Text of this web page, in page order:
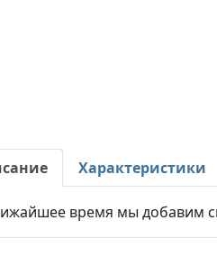
Характеристики
время мы добавим